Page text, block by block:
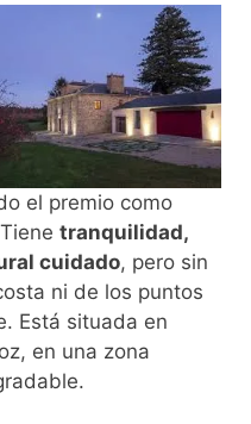
el premio como
tranquilidad,
cuidado, pero sin
ni de los puntos
Está situada en
en una zona